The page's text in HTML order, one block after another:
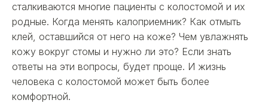
сталкиваются многие пациенты с колостомой и их
родные. Когда менять калоприемник? Как отмыть
клей, оставшийся от него на коже? Чем увлажнять
кожу вокруг стомы и нужно ли это? Если знать
ответы на эти вопросы, будет проще. И жизнь
человека с колостомой может быть более
комфортной.